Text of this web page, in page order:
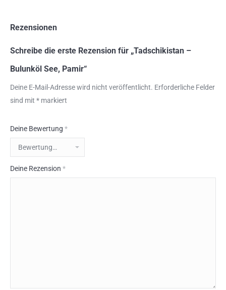
Rezensionen
Schreibe die erste Rezension für „Tadschikistan –
Bulunköl See, Pamir“
Deine E-Mail-Adresse wird nicht veröffentlicht. Erforderliche Felder
sind mit * markiert
Deine Bewertung *
Deine Rezension *